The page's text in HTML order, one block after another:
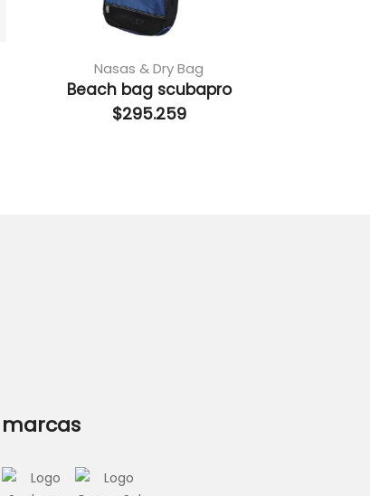
Nasas & Dry Bag
Beach bag scubapro
$295.259